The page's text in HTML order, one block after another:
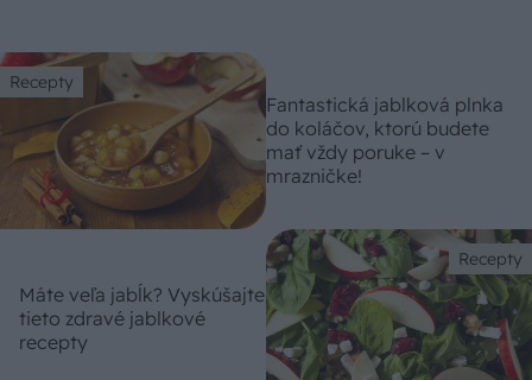
Recepty
Fantastická jablková plnka
do koláčov, ktorú budete
mať vždy poruke – v
mrazničke!
Recepty
Máte veľa jabĺk? Vyskúšajte
tieto zdravé jablkové
recepty